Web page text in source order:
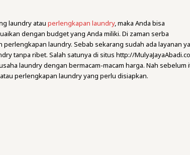
laundry atauperlengkapan laundry, maka Anda bisa
dengan budget yang Anda miliki. Di zaman serba
laundry. Sebab sekarang sudah ada layanan
tanpa ribet. Salah satunya di situs http://
laundry dengan bermacam-macam harga. Nah sebelum
perlengkapan laundry yang perlu disiapkan.